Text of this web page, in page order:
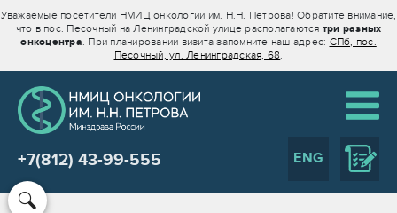
Уважаемые посетители НМИЦ онкологии им. Н.Н. Петрова! Обратите внимание,
что в пос. Песочный на Ленинградской улице располагаются три разных
онкоцентра. При планировании визита запомните наш адрес: СПб, пос.
Песочный, ул. Ленинградская, 68.
+7(812) 43-99-555 ENG